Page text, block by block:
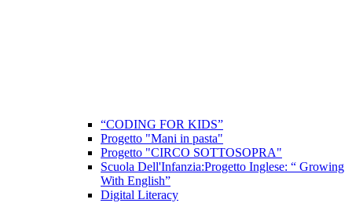
“CODING FOR KIDS”
Progetto "Mani in pasta"
Progetto "CIRCO SOTTOSOPRA"
Scuola Dell'Infanzia:Progetto Inglese: “ Growing
With English”
Digital Literacy